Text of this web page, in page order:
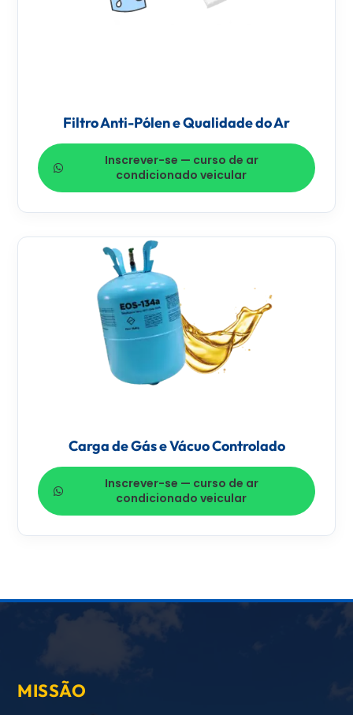
Filtro Anti-Pólen e Qualidade do Ar
Inscrever-se — curso de ar
condicionado veicular
Carga de Gás e Vácuo Controlado
Inscrever-se — curso de ar
condicionado veicular
MISSÃO